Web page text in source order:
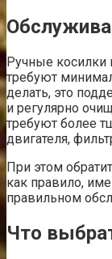
Ручные
требуют
делать, это
и регулярно
требуют более
двигателя,
При этом
как правило,
правильном
Что